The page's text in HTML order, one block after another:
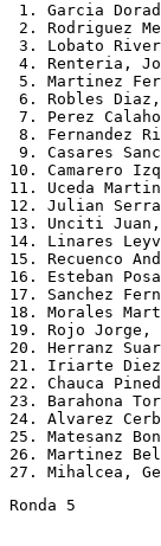
1. Garcia
2. Rodriguez
3. Lobato
4. Renteria,
5. Martinez
6. Robles
7. Perez
8. Fernandez
9. Casares
10. Camarero
11. Uceda
12. Julian
13. Unciti
14. Linares
15. Recuenco
16. Esteban
17. Sanchez
18. Morales
19. Rojo
20. Herranz
21. Iriarte
22. Chauca
23. Barahona
24. Alvarez
25. Matesanz
26. Martinez
Ronda 5